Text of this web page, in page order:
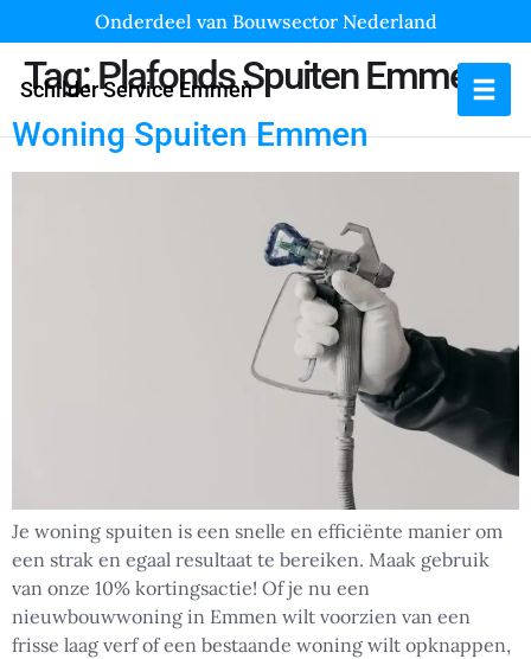
Onderdeel van Bouwsector Nederland
Schilder Service Emmen
Tag:Plafonds Spuiten Emmen
Woning Spuiten Emmen
Je woning spuiten is een snelle en efficiënte manier om
een strak en egaal resultaat te bereiken. Maak gebruik
van onze 10% kortingsactie! Of je nu een
nieuwbouwwoning in Emmen wilt voorzien van een
frisse laag verf of een bestaande woning wilt opknappen,